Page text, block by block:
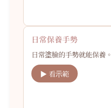
日常保養手勢
日常塗臉的手勢就能保養。
▶ 看示範